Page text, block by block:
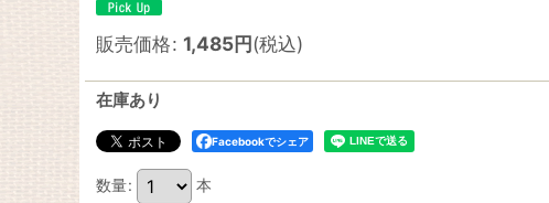
販売価格: 1,485円(税込)
在庫あり
Facebookでシェア
数量: 本